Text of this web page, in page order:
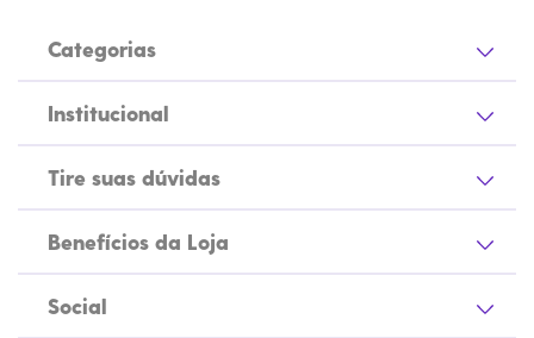
Categorias
Institucional
Tire suas dúvidas
Benefícios da Loja
Social